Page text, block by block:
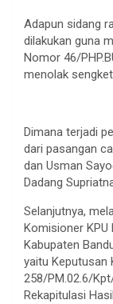
Adapun sidang
dilakukan guna
Nomor 46/
menolak
Dimana terjadi
dari pasangan
dan Usman
Dadang
Selanjutnya,
Komisioner KPU
Kabupaten
yaitu Keputusan
258/PM.02.6/
Rekapitulasi